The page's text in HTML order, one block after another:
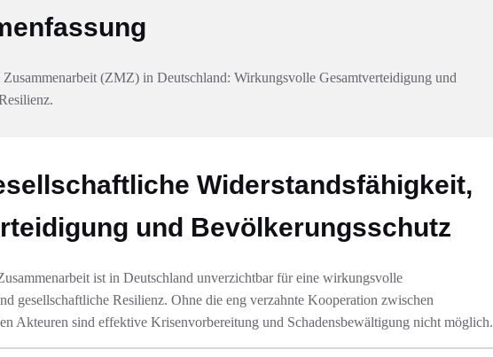
(ZMZ) in Deutschland: Wirkungsvolle Gesamtverteidigung und
Widerstandsfähigkeit,
und Bevölkerungsschutz
ist in Deutschland unverzichtbar für eine wirkungsvolle
gesellschaftliche Resilienz. Ohne die eng verzahnte Kooperation zwischen
Akteuren sind effektive Krisenvorbereitung und Schadensbewältigung nicht möglich.